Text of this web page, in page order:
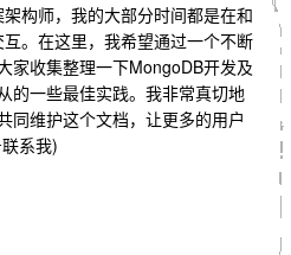
构师，我的大部分时间都是在和
。在这里，我希望通过一个不断
家收集整理一下MongoDB开发及
的一些最佳实践。我非常真切地
同维护这个文档，让更多的用户
系我)